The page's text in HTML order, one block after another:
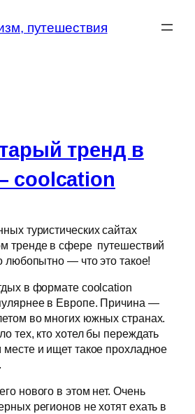
путешествия
тренд в
coolcation
туристических сайтах
тренде в сфере путешествий
— что это такое!
в формате coolcation
в Европе. Причина —
во многих южных странах.
тех, кто хотел бы переждать
и ищет такое прохладное
нового в этом нет. Очень
регионов не хотят ехать в